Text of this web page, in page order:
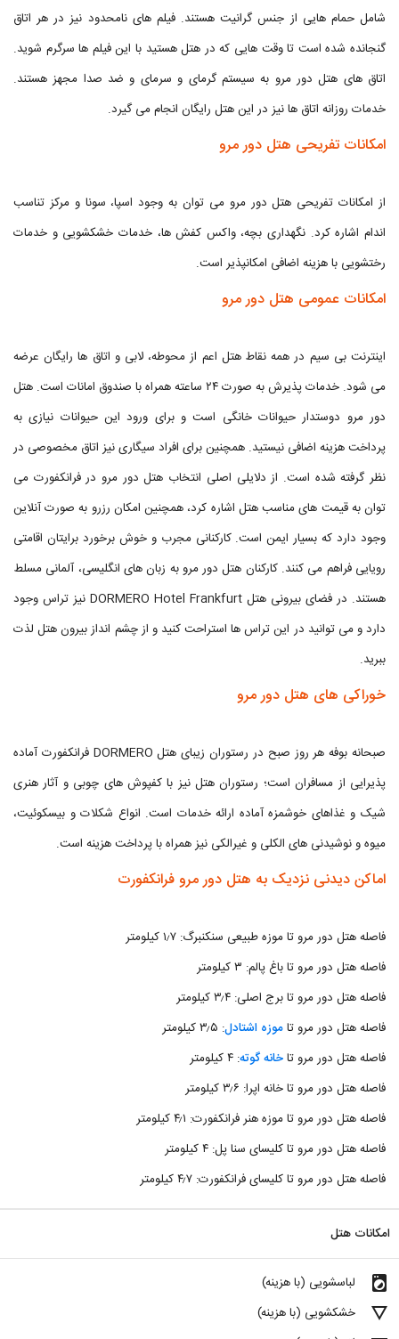
شامل حمام هایی از جنس گرانیت هستند. فیلم های نامحدود نیز در هر اتاق
گنجانده شده است تا وقت هایی که در هتل هستید با این فیلم ها سرگرم شوید.
اتاق های هتل دور مرو به سیستم گرمای و سرمای و ضد صدا مجهز هستند.
خدمات روزانه اتاق ها نیز در این هتل رایگان انجام می گیرد.
امکانات تفریحی هتل دور مرو
از امکانات تفریحی هتل دور مرو می توان به وجود اسپا، سونا و مرکز تناسب
اندام اشاره کرد. نگهداری بچه، واکس کفش ها، خدمات خشکشویی و خدمات
رختشویی با هزینه اضافی امکانپذیر است.
امکانات عمومی هتل دور مرو
اینترنت بی سیم در همه نقاط هتل اعم از محوطه، لابی و اتاق ها رایگان عرضه
می شود. خدمات پذیرش به صورت ۲۴ ساعته همراه با صندوق امانات است. هتل
دور مرو دوستدار حیوانات خانگی است و برای ورود این حیوانات نیازی به
پرداخت هزینه اضافی نیستید. همچنین برای افراد سیگاری نیز اتاق مخصوصی در
نظر گرفته شده است. از دلایلی اصلی انتخاب هتل دور مرو در فرانکفورت می
توان به قیمت های مناسب هتل اشاره کرد، همچنین امکان رزرو به صورت آنلاین
وجود دارد که بسیار ایمن است. کارکنانی مجرب و خوش برخورد برایتان اقامتی
رویایی فراهم می کنند. کارکنان هتل دور مرو به زبان های انگلیسی، آلمانی مسلط
هستند. در فضای بیرونی هتل DORMERO Hotel Frankfurt نیز تراس وجود
دارد و می توانید در این تراس ها استراحت کنید و از چشم انداز بیرون هتل لذت
ببرید.
خوراکی های هتل دور مرو
صبحانه بوفه هر روز صبح در رستوران زیبای هتل DORMERO فرانکفورت آماده
پذیرایی از مسافران است؛ رستوران هتل نیز با کفپوش های چوبی و آثار هنری
شیک و غذاهای خوشمزه آماده ارائه خدمات است. انواع شکلات و بیسکوئیت،
میوه و نوشیدنی های الکلی و غیرالکی نیز همراه با پرداخت هزینه است.
اماکن دیدنی نزدیک به هتل دور مرو فرانکفورت
فاصله هتل دور مرو تا موزه طبیعی سنکنبرگ: ۱٫۷ کیلومتر
فاصله هتل دور مرو تا باغ پالم: ۳ کیلومتر
فاصله هتل دور مرو تا برج اصلی: ۳٫۴ کیلومتر
فاصله هتل دور مرو تاموزه اشتادل: ۳٫۵ کیلومتر
فاصله هتل دور مرو تاخانه گوته: ۴ کیلومتر
فاصله هتل دور مرو تا خانه اپرا: ۳٫۶ کیلومتر
فاصله هتل دور مرو تا موزه هنر فرانکفورت: ۴٫۱ کیلومتر
فاصله هتل دور مرو تا کلیسای سنا پل: ۴ کیلومتر
فاصله هتل دور مرو تا کلیسای فرانکفورت: ۴٫۷ کیلومتر
امکانات هتل
local_laundry_service لباسشویی (با هزینه)
details خشکشویی (با هزینه)